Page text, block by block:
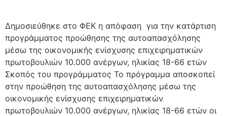
Δημοσιεύθηκε στο ΦΕΚ η απόφαση για την κατάρτιση
προγράμματος προώθησης της αυτοαπασχόλησης
μέσω της οικονομικής ενίσχυσης επιχειρηματικών
πρωτοβουλιών 10.000 ανέργων, ηλικίας 18-66 ετών
Σκοπός του προγράμματος Το πρόγραμμα αποσκοπεί
στην προώθηση της αυτοαπασχόλησης μέσω της
οικονομικής ενίσχυσης επιχειρηματικών
πρωτοβουλιών 10.000 ανέργων, ηλικίας 18-66 ετών οι